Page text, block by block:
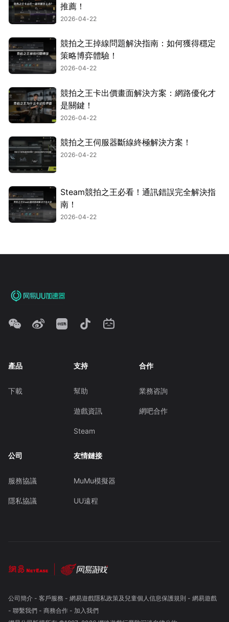
推薦！
2026-04-22
競拍之王掉線問題解決指南：如何獲得穩定
策略博弈體驗！
2026-04-22
競拍之王卡出價畫面解決方案：網路優化才
是關鍵！
2026-04-22
競拍之王伺服器斷線終極解決方案！
2026-04-22
Steam競拍之王必看！通訊錯誤完全解決指
南！
2026-04-22
產品
下載
支持
幫助
遊戲資訊
Steam
合作
業務咨詢
網吧合作
公司
服務協議
隱私協議
友情鏈接
MuMu模擬器
UU遠程
公司簡介- 客戶服務 - 網易遊戲隱私政策及兒童個人信息保護規則 - 網易遊戲
- 聯繫我們- 商務合作- 加入我們